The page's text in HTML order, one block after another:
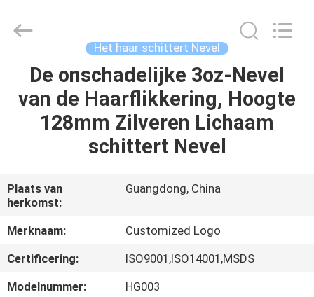
THUIS
PRODUCTEN
OVER
ONS
FABRIEKSREIS
Fine
Het haar schittert Nevel
De onschadelijke 3oz-Nevel
van de Haarflikkering, Hoogte
128mm Zilveren Lichaam
schittert Nevel
Plaats van
herkomst:
Guangdong, China
Merknaam:
Customized Logo
Certificering:
ISO9001,ISO14001,MSDS
Modelnummer:
HG003